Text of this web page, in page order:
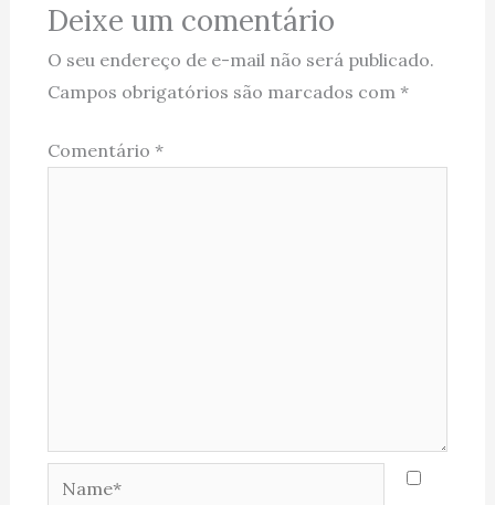
Deixe um comentário
O seu endereço de e-mail não será publicado.
Campos obrigatórios são marcados com *
Comentário *
Name*